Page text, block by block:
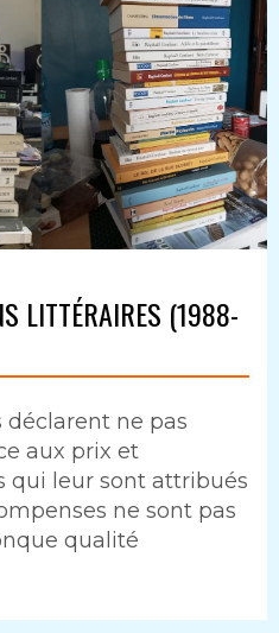
LITTÉRAIRES (1988-
ne pas
aux prix et
qui leur sont attribués
ne sont pas
qualité